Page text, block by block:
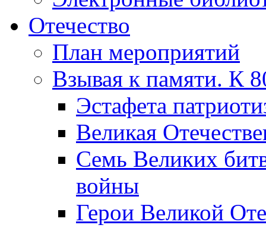
Отечество
План мероприятий
Взывая к памяти. К
Эcтафета
Великая
Семь Великих
войны
Герои Великой